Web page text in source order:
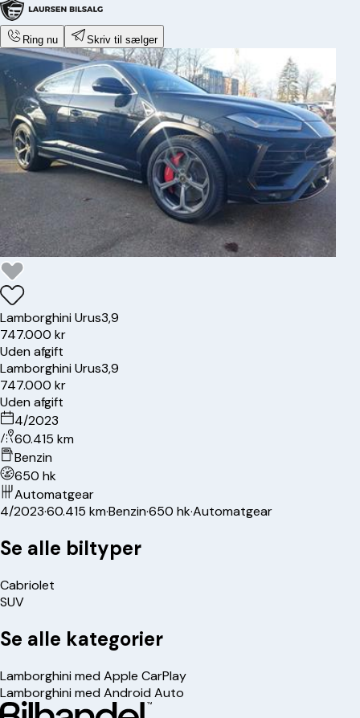
Ring nu Skriv til sælger
LamborghiniUrus3,9
747.000 kr
Uden afgift
LamborghiniUrus3,9
747.000 kr
Uden afgift
4/2023
60.415 km
Benzin
650 hk
Automatgear
4/2023·60.415 km·Benzin·650 hk·Automatgear
Se alle biltyper
Cabriolet
SUV
Se alle kategorier
Lamborghini med Apple CarPlay
Lamborghini med Android Auto